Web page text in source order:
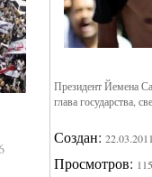
Президент Йемена
глава государства,
Создан:
Просмотров: